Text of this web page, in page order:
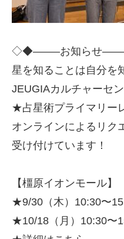
◇◆——–お知らせ
星を知ることは自分を
JEUGIAカルチャーセ
★占星術プライマリー
オンラインによるリク
受け付けています！
【橿原イオンモール】
★9/30（木）10:30〜
★10/18（月）10:30〜